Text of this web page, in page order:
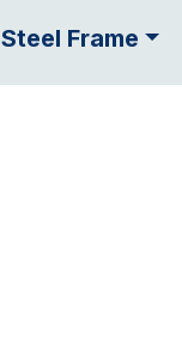
Steel Frame